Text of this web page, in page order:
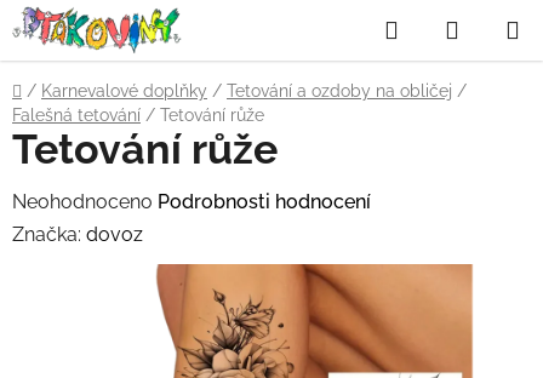
Přejít
na
obsah
Hledat
KOŠÍK
Domů
/ Karnevalové doplňky / Tetování a ozdoby na obličej /
Falešná tetování / Tetování růže
Tetování růže
Průměrné
hodnocení
Neohodnoceno Podrobnosti hodnocení
Značka: dovoz